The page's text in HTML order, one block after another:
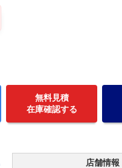
無料見積
在庫確認する
店舗情報